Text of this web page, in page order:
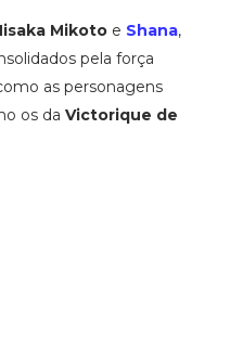
Mikoto e Shana,
pela força
as personagens
os da Victorique de